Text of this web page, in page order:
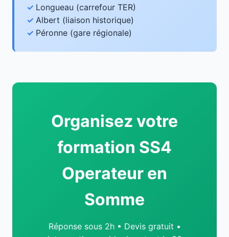
Longueau (carrefour TER)
Albert (liaison historique)
Péronne (gare régionale)
Organisez votre
formation SS4
Operateur en
Somme
Réponse sous 2h • Devis gratuit •